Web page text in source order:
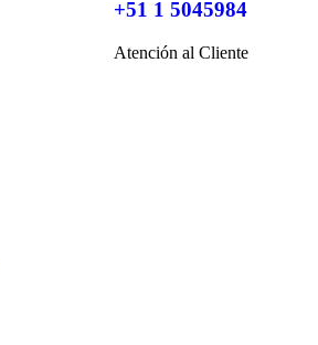
+51 1 5045984
Atención al Cliente